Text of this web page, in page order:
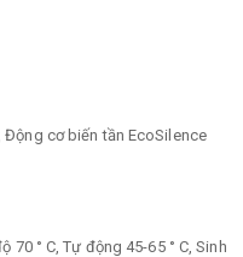
cơ biến tần EcoSilence
° C, Tự động 45-65 ° C, Sinh